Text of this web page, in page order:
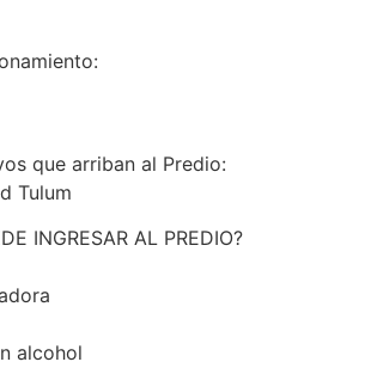
que arriban al Predio:
Tulum
INGRESAR AL PREDIO?
alcohol